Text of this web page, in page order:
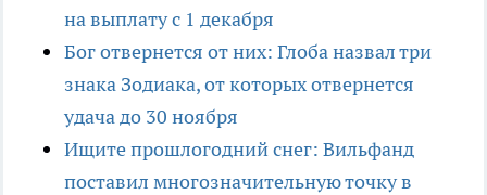
на выплату с 1 декабря
Бог отвернется от них: Глоба назвал три
знака Зодиака, от которых отвернется
удача до 30 ноября
Ищите прошлогодний снег: Вильфанд
поставил многозначительную точку в